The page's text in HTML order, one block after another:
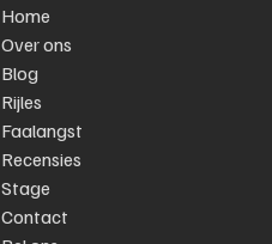
Home
Over ons
Blog
Rijles
Faalangst
Recensies
Stage
Contact